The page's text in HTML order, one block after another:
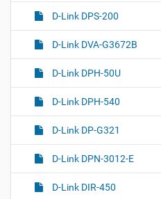
D-Link DPS-200
D-Link DVA-G3672B
D-Link DPH-50U
D-Link DPH-540
D-Link DP-G321
D-Link DPN-3012-E
D-Link DIR-450